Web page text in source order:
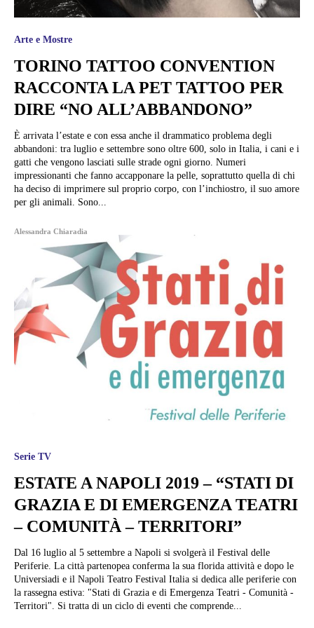
Arte e Mostre
TORINO TATTOO CONVENTION
RACCONTA LA PET TATTOO PER
DIRE “NO ALL’ABBANDONO”
È arrivata l’estate e con essa anche il drammatico problema degli
abbandoni: tra luglio e settembre sono oltre 600, solo in Italia, i cani e i
gatti che vengono lasciati sulle strade ogni giorno. Numeri
impressionanti che fanno accapponare la pelle, soprattutto quella di chi
ha deciso di imprimere sul proprio corpo, con l’inchiostro, il suo amore
per gli animali. Sono...
Alessandra Chiaradia
Serie TV
ESTATE A NAPOLI 2019 – “STATI DI
GRAZIA E DI EMERGENZA TEATRI
– COMUNITÀ – TERRITORI”
Dal 16 luglio al 5 settembre a Napoli si svolgerà il Festival delle
Periferie. La città partenopea conferma la sua florida attività e dopo le
Universiadi e il Napoli Teatro Festival Italia si dedica alle periferie con
la rassegna estiva: "Stati di Grazia e di Emergenza Teatri - Comunità -
Territori". Si tratta di un ciclo di eventi che comprende...